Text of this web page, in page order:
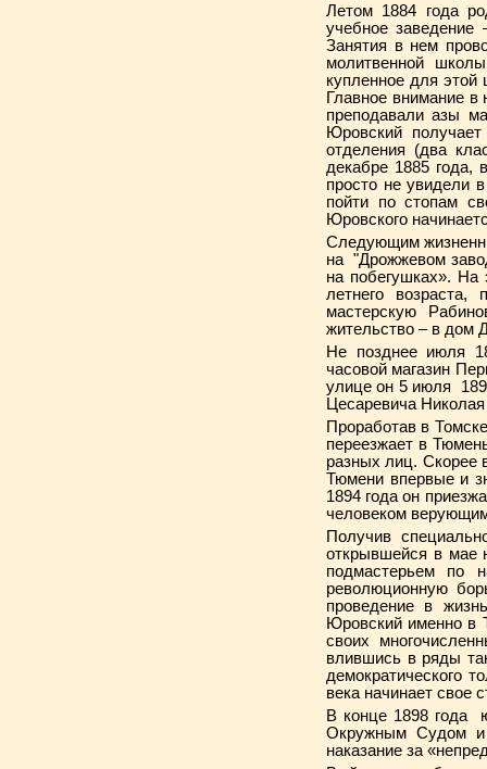
Летом 1884 года
учебное
Занятия в нем
молитвенной
купленное для
Главное внимание
преподавали азы
Юровский
отделения (два
декабре 1885 года,
просто не увидели
пойти по стопам
Юровского
Следующим
на "Дрожжевом
на побегушках». На
летнего
мастерскую
жительство – в дом
Не позднее июля
часовой магазин
улице он 5 июля
Цесаревича
Проработав в
переезжает в
разных лиц. Скорее
Тюмени впервые и
1894 года он
человеком
Получив
открывшейся в мае
подмастерьем по
революционную
проведение в
Юровский именно в
своих
влившись в ряды
демократического
века начинает свое
В конце 1898 года
Окружным Судом и
наказание за